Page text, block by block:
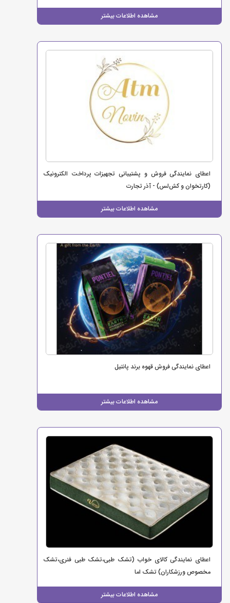
مشاهده اطلاعات بیشتر
اعطای نمایندگی فروش و پشتیبانی تجهیزات پرداخت الکترونیک
(کارتخوان و کش‌لس) - آذر تجارت
مشاهده اطلاعات بیشتر
اعطای نمایندگی فروش قهوه برند پانتیل
مشاهده اطلاعات بیشتر
اعطای نمایندگی کالای خواب (تشک طبی،تشک طبی فنری،تشک
مخصوص ورزشکاران) تشک اما
مشاهده اطلاعات بیشتر